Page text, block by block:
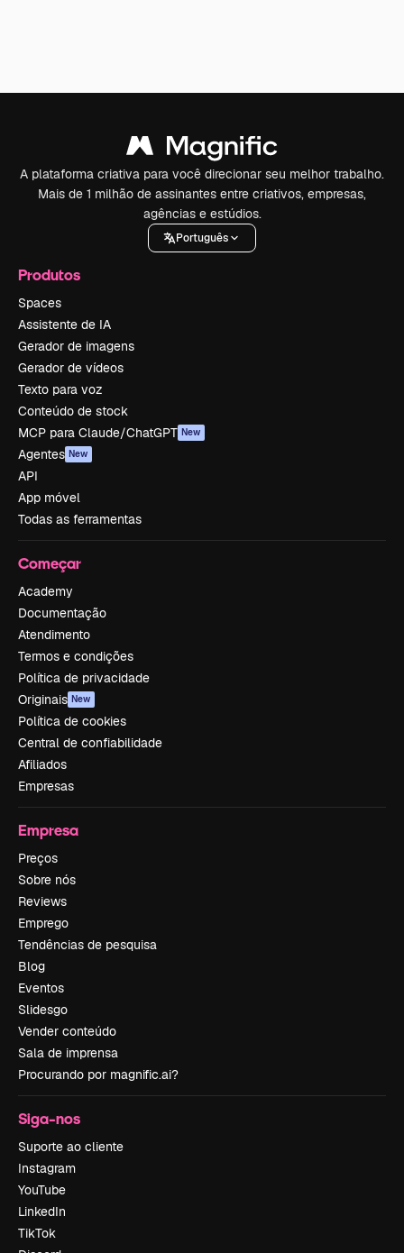
A plataforma criativa para você direcionar seu melhor trabalho.
Mais de 1 milhão de assinantes entre criativos, empresas,
agências e estúdios.
Português
Produtos
Spaces
Assistente de IA
Gerador de imagens
Gerador de vídeos
Texto para voz
Conteúdo de stock
MCP para Claude/ChatGPT New
Agentes New
API
App móvel
Todas as ferramentas
Começar
Academy
Documentação
Atendimento
Termos e condições
Política de privacidade
Originais New
Política de cookies
Central de confiabilidade
Afiliados
Empresas
Empresa
Preços
Sobre nós
Reviews
Emprego
Tendências de pesquisa
Blog
Eventos
Slidesgo
Vender conteúdo
Sala de imprensa
Procurando por magnific.ai?
Siga-nos
Suporte ao cliente
Instagram
YouTube
LinkedIn
TikTok